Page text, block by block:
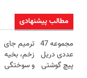
مطالب پیشنهادی
مجموعه 47
عددی دریل
پیچ گوشتی
ترمیم جای
زخم، بخیه
و سوختگی